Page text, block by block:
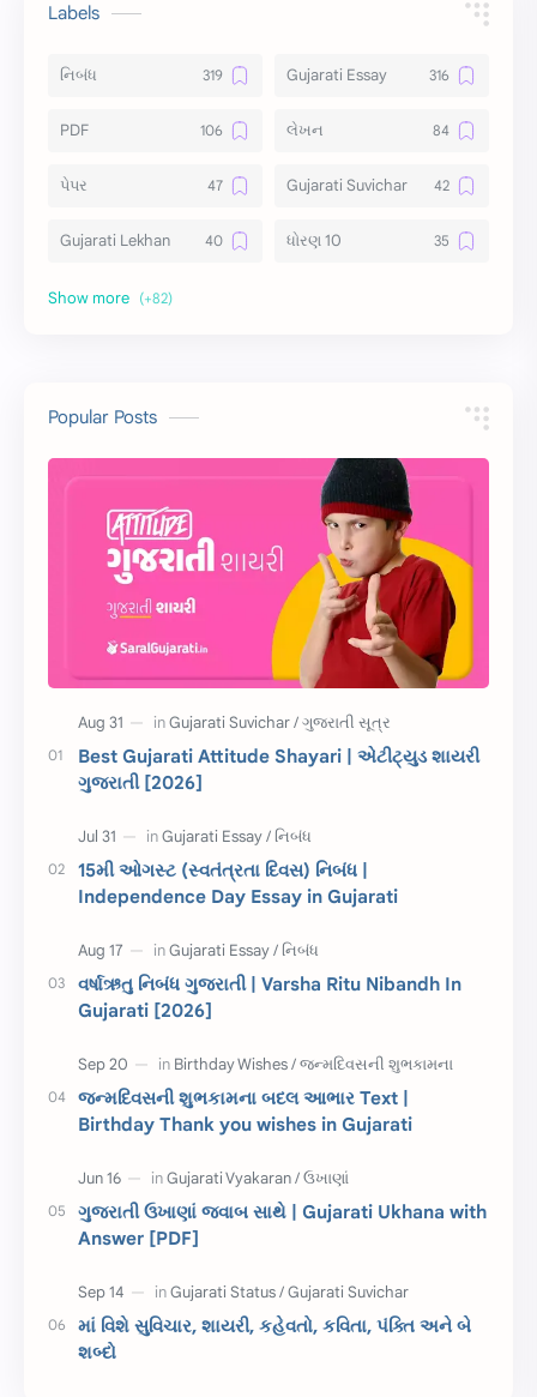
Labels
નિબંધ Gujarati Essay
PDF લેખન
પેપર Gujarati Suvichar
Gujarati Lekhan ધોરણ 10
અર્થ વિસ્તાર
10 વાક્યો
સુવિચાર Gujarati Vyakaran
આરતી
અહેવાલ લેખન શુભેચ્છા સંદેશ
ગુજરાતી શબ્દો
ધોરણ 5 માહિતી
ગુજરાતી સૂત્ર
ચાલીસા
દિવાળી સમાનાર્થી શબ્દો
સ્પીચ ગુજરાતી Textbook PDF
રક્ષાબંધન 26 જાન્યુઆરી
જાણવા જેવું
શિક્ષક દિવસ ઉત્તરાયણ
કહેવતો Birthday Wishes
Gujarati Slogans Gujarati Speech
ગુજરાતી વ્યાકરણ
જ્ઞાન સાધના પરીક્ષા Lekhan
Merit List
Popular Posts
Best Gujarati Attitude Shayari | એટીટ્યુડ શાયરી
ગુજરાતી [2026]
15મી ઓગસ્ટ (સ્વતંત્રતા દિવસ) નિબંધ |
Independence Day Essay in Gujarati
વર્ષાઋતુ નિબંધ ગુજરાતી | Varsha Ritu Nibandh In
Gujarati [2026]
જન્મદિવસની શુભકામના બદલ આભાર Text |
Birthday Thank you wishes in Gujarati
ગુજરાતી ઉખાણાં જવાબ સાથે | Gujarati Ukhana with
Answer [PDF]
માં વિશે સુવિચાર, શાયરી, કહેવતો, કવિતા, પંક્તિ અને બે
શબ્દો